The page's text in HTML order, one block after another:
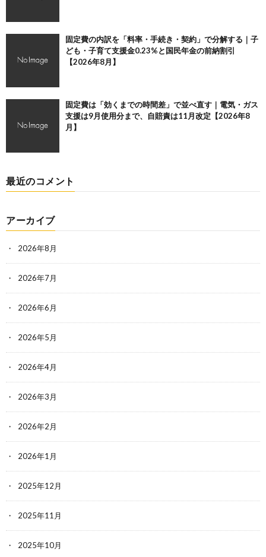
固定費の内訳を「料率・手続き・契約」で分解する｜子
ども・子育て支援金0.23%と国民年金の前納割引
【2026年8月】
固定費は「効くまでの時間差」で並べ直す｜電気・ガス
支援は9月使用分まで、自賠責は11月改定【2026年8
月】
最近のコメント
アーカイブ
2026年8月
2026年7月
2026年6月
2026年5月
2026年4月
2026年3月
2026年2月
2026年1月
2025年12月
2025年11月
2025年10月